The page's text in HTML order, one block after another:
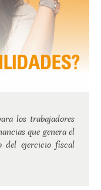
los trabajadores
que genera el
del ejercicio fiscal